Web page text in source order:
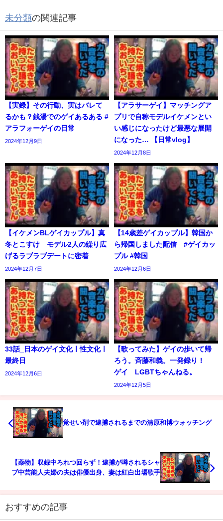
未分類の関連記事
【実録】その行動、実はバレて
るかも？銭湯でのゲイあるある #
アラフォーゲイの日常
2024年12月9日
【アラサーゲイ】マッチングア
プリで自称モデルイケメンとい
い感じになったけど最悪な展開
になった… 【日常vlog】
2024年12月8日
【イケメンBLゲイカップル】真
冬とこすけ モデル2人の繰り広
げるラブラブデートに密着
2024年12月7日
【14歳差ゲイカップル】韓国か
ら帰国しました配信 #ゲイカッ
プル #韓国
2024年12月6日
33話_日本のゲイ文化ㅣ性文化ㅣ
最終日
2024年12月6日
【歌ってみた】ゲイの歩いて帰
ろう。斉藤和義。一発録り！
ゲイ LGBTちゃんねる。
2024年12月5日
覚せい剤で逮捕されるまでの清原和博ウォッチング
【薬物】収録中ろれつ回らず！逮捕が噂されるシャ
ブ中芸能人夫婦の夫は俳優出身、妻は紅白出場歌手
おすすめの記事